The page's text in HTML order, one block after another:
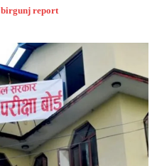
birgunj report